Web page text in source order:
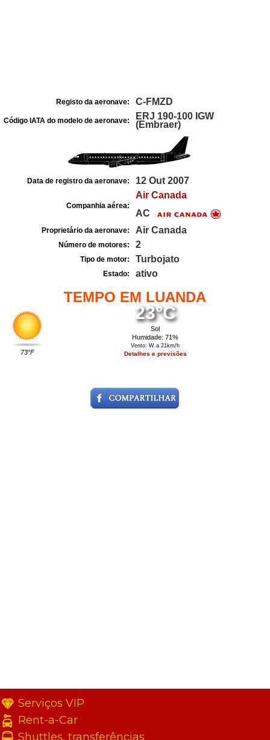
Registo da aeronave: C-FMZD
Código IATA do modelo de aeronave:
ERJ 190-100 IGW
(Embraer)
Data de registro da aeronave: 12 Out 2007
Companhia aérea:
Air Canada
AC
Proprietário da aeronave: Air Canada
Número de motores: 2
Tipo de motor: Turbojato
Estado: ativo
TEMPO EM LUANDA
73°F
23°C
Sol
Humidade: 71%
Vento: W a 21km/h
Detalhes e previsões
Serviços VIP
Rent-a-Car
Shuttles, transferências